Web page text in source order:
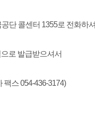
단 콜센터 1355로 전화하
로 발급받으셔서
스 054-436-3174)